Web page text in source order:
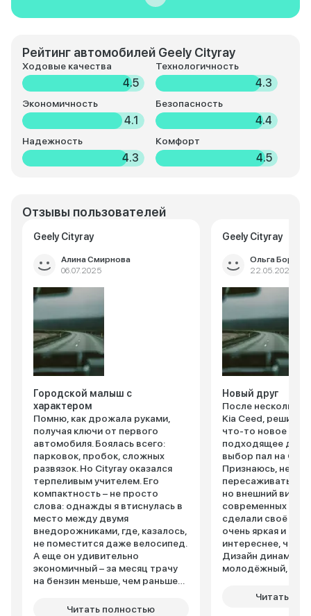
Рейтинг автомобилей Geely Cityray
Ходовые качества
4.5
Технологичность
4.3
Экономичность
4.1
Безопасность
4.4
Надежность
4.3
Комфорт
4.5
Отзывы пользователей
Geely Cityray
Алина Смирнова
06.07.2025
Городской малыш с
характером
Помню, как дрожала руками,
получая ключи от первого
автомобиля. Боялась всего:
парковок, пробок, сложных
развязок. Но Cityray оказался
терпеливым учителем. Его
компактность – не просто
слова: однажды я втиснулась в
место между двумя
внедорожниками, где, казалось,
не поместится даже велосипед.
А еще он удивительно
экономичный – за месяц трачу
на бензин меньше, чем раньше
просторно: подруга, ростом
Читать полностью
Geely Cityray
Ольга
22.05.2025
Новый друг
После
Kia Ceed, решила
что-то новое и
подходящее для
выбор пал на
Признаюсь,
пересаживаться
но внешний вид и
современных
сделали своё
очень яркая и
интереснее, чем
Дизайн
молодёжный,
современно:
Читать